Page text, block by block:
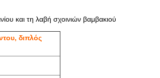
και τη λαβή σχοινιών βαμβακιού
διπλός